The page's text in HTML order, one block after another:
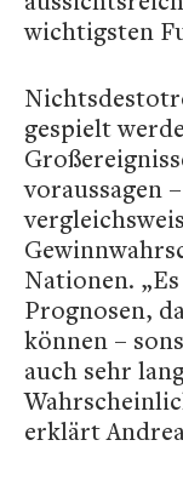
wichtigsten
gespielt
voraussagen
Nationen.
Prognosen,
können –
auch sehr
erklärt